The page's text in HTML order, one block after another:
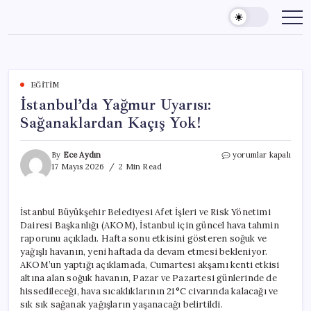
content
EĞITIM
İstanbul’da Yağmur Uyarısı:
Sağanaklardan Kaçış Yok!
By Ece Aydın
17 Mayıs 2026
2 Min Read
İstanbul’da
Yok!
için
yorumlar kapalı
İstanbul Büyükşehir Belediyesi Afet İşleri ve Risk Yönetimi
Dairesi Başkanlığı (AKOM), İstanbul için güncel hava tahmin
raporunu açıkladı. Hafta sonu etkisini gösteren soğuk ve
yağışlı havanın, yeni haftada da devam etmesi bekleniyor.
AKOM’un yaptığı açıklamada, Cumartesi akşamı kenti etkisi
altına alan soğuk havanın, Pazar ve Pazartesi günlerinde de
hissedileceği, hava sıcaklıklarının 21°C civarında kalacağı ve
sık sık sağanak yağışların yaşanacağı belirtildi.